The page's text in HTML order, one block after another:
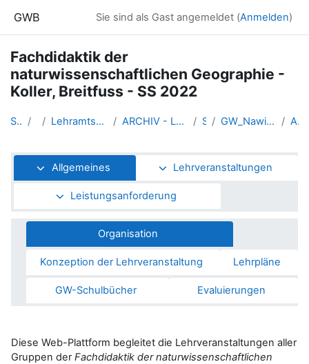
GWB Sie sind als Gast angemeldet (Anmelden)
Fachdidaktik der
naturwissenschaftlichen Geographie -
Koller, Breitfuss - SS 2022
Startseite Kurse Lehramtsausbildung GW im Cluster Österreich Mitte ARCHIV - Lehrveranstaltungen am Standort Linz - seit 2016 SS_2022 GW_NawiGeo_Fachdidaktik_Koller_Breitfuss2022ss Allgemeines
Abschnittsübersicht
Allgemeines Lehrveranstaltungen
Leistungsanforderung
Organisation
Konzeption der Lehrveranstaltung Lehrpläne
GW-Schulbücher Evaluierungen
Diese Web-Plattform begleitet die Lehrveranstaltungen aller
Gruppen derFachdidaktik der naturwissenschaftlichen